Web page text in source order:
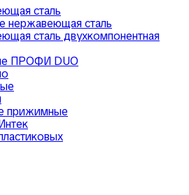
сталь
нержавеющая сталь
сталь двухкомпонентная
ПРОФИ DUO
прижимные